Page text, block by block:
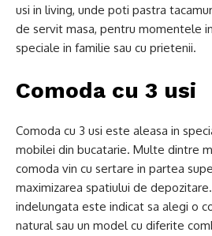
usi in living, unde poti pastra
de servit masa, pentru momentele
speciale in familie sau cu prietenii.
Comoda cu 3 usi
Comoda cu 3 usi este aleasa in
mobilei din bucatarie. Multe dintre
comoda vin cu sertare in partea
maximizarea spatiului de
indelungata este indicat sa alegi o
natural sau un model cu diferite